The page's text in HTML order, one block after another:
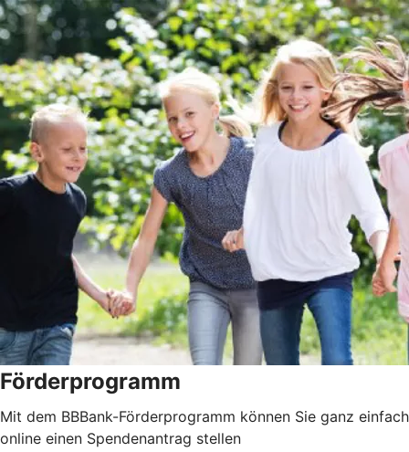
Förderprogramm
Mit dem BBBank-Förderprogramm können Sie ganz einfach
online einen Spendenantrag stellen